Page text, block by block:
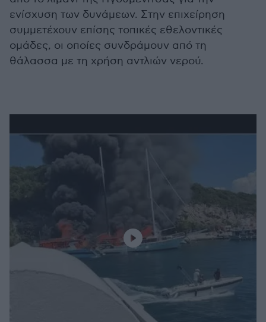
ενίσχυση των δυνάμεων. Στην επιχείρηση
συμμετέχουν επίσης τοπικές εθελοντικές
ομάδες, οι οποίες συνδράμουν από τη
θάλασσα με τη χρήση αντλιών νερού.